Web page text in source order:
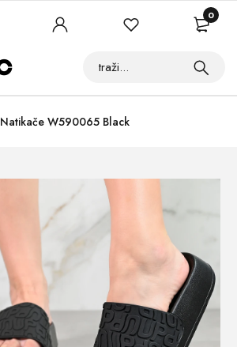
Natikače W590065 Black
0